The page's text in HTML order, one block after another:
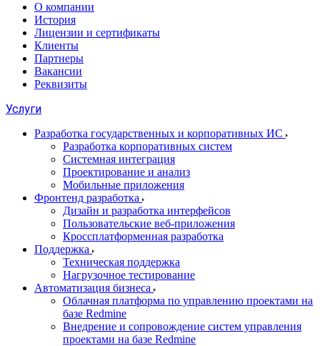
О компании
История
Лицензии и сертификаты
Клиенты
Партнеры
Вакансии
Реквизиты
Услуги
Разработка государственных и корпоративных ИС
Разработка корпоративных систем
Системная интеграция
Проектирование и анализ
Мобильные приложения
Фронтенд разработка
Дизайн и разработка интерфейсов
Пользовательские веб-приложения
Кроссплатформенная разработка
Поддержка
Техническая поддержка
Нагрузочное тестирование
Автоматизация бизнеса
Облачная платформа по управлению проектами на
базе Redmine
Внедрение и сопровождение систем управления
проектами на базе Redmine